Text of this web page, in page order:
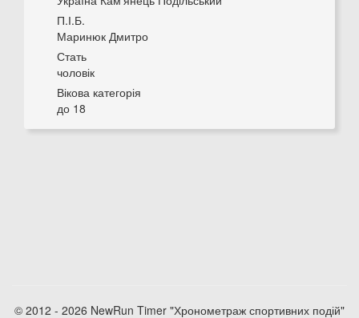
П.І.Б.
Маринюк Дмитро
Стать
чоловік
Вікова категорія
до 18
© 2012 - 2026 NewRun Timer "Хронометраж спортивних подій"